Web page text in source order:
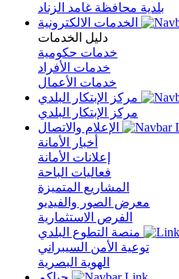
بلدية محافظة غامد الزناد
دليل الخدمات
خدمات حكومية
خدمات الأفراد
خدمات الأعمال
مركز الإبتكار البلدي
أخبار الأمانة
إعلانات الأمانة
فعاليات الباحة
المشاريع المتميزة
معرض الصور والفيديو
الفرص الاستثمارية
منصة التطوع البلدي
توعية الأمن السيبراني
الهوية البصرية